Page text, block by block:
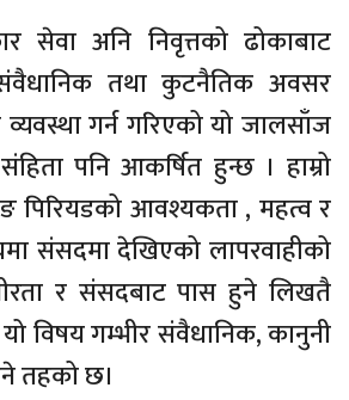
सेवा अनि निवृत्तको ढोकाबाट
संवैधानिक तथा कुटनैतिक अवसर
गर्न गरिएको यो जालसाँज
पनि आकर्षित हुन्छ । हाम्रो
पिरियडको आवश्यकता , महत्व र
संसदमा देखिएको लापरवाहीको
र संसदबाट पास हुने लिखतै
विषय गम्भीर संवैधानिक, कानुनी
तहको छ।